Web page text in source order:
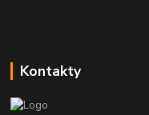
Kontakty